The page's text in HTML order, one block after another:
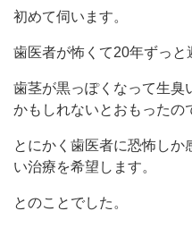
初めて伺います。
歯医者が怖くて20年ずっと
歯茎が黒っぽくなって生臭
かもしれないとおもったの
とにかく歯医者に恐怖しか
い治療を希望します。
とのことでした。